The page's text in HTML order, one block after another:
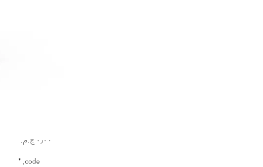
السعر
code,
*